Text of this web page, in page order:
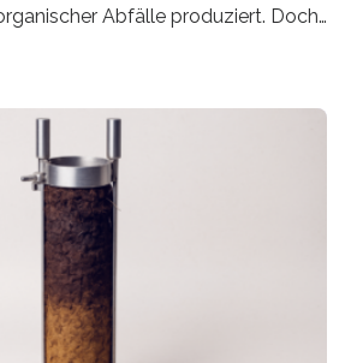
Abfälle produziert. Doch
können, wenn sie in
wichtig ist, zeigt der vom
und der
konzipierte und am 24. Oktober
Stadtrundgang „KreisLauf“. Er
Stadtgebiet…